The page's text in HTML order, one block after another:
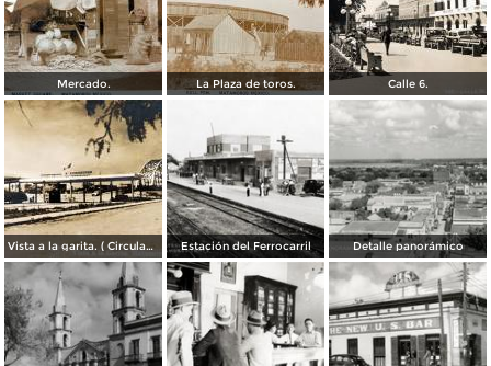
Mercado. La Plaza de toros. Calle 6.
Vista a la garita. ( Circulada el 9 de Julio de 1956 ). Estación del Ferrocarril Detalle panorámico